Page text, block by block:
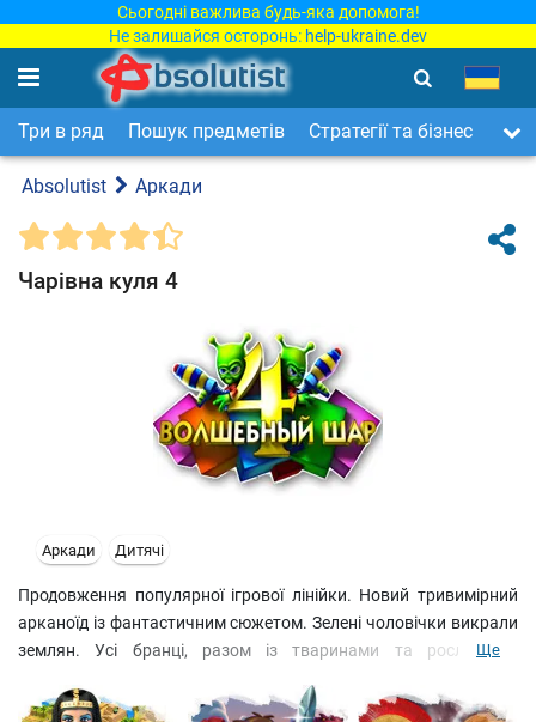
Сьогодні важлива будь-яка допомога!
Не залишайся осторонь: help-ukraine.dev
Три в ряд Пошук предметів Стратегії та бізнес
Absolutist Аркади
Чарівна куля 4
Аркади Дитячі
Продовження популярної ігрової лінійки. Новий тривимірний
арканоїд із фантастичним сюжетом. Зелені чоловічки викрали
землян. Усі бранці, разом із тваринами та рослинами,
Використовуйте Чарівну Кулю Відносності, щоб повернути
Ще